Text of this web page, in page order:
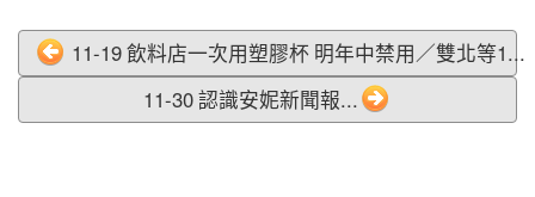
11-19 飲料店一次用塑膠杯 明年中禁用／雙北等1...
11-30 認識安妮新聞報...